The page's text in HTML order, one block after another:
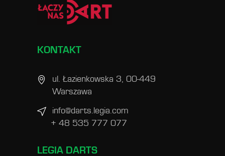
KONTAKT
ul. Łazienkowska 3, 00-449
Warszawa
info@darts.legia.com
+ 48 535 777 077
LEGIA DARTS